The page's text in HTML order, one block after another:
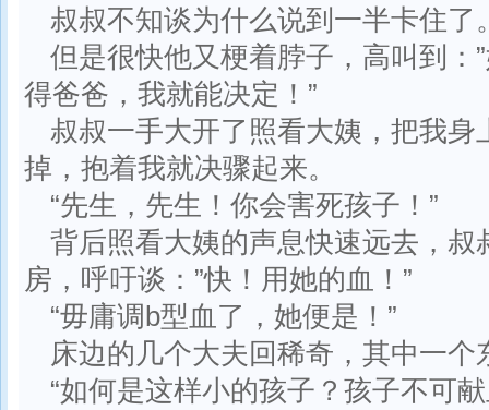
叔叔不知谈为什么说到一半卡住了
但是很快他又梗着脖子，高叫到：
得爸爸，我就能决定！”
叔叔一手大开了照看大姨，把我
掉，抱着我就决骤起来。
“先生，先生！你会害死孩子！”
背后照看大姨的声息快速远去，
房，呼吁谈：”快！用她的血！”
“毋庸调b型血了，她便是！”
床边的几个大夫回稀奇，其中一
“如何是这样小的孩子？孩子不可献